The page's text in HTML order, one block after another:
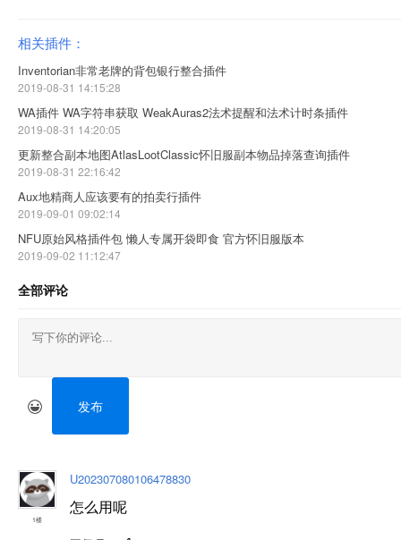
相关插件：
Inventorian非常老牌的背包银行整合插件
2019-08-31 14:15:28
WA插件 WA字符串获取 WeakAuras2法术提醒和法术计时条插件
2019-08-31 14:20:05
更新整合副本地图AtlasLootClassic怀旧服副本物品掉落查询插件
2019-08-31 22:16:42
Aux地精商人应该要有的拍卖行插件
2019-09-01 09:02:14
NFU原始风格插件包 懒人专属开袋即食 官方怀旧服版本
2019-09-02 11:12:47
全部评论
发布
1楼
U202307080106478830
怎么用呢